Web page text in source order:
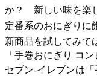
か？ 新しい味を楽
定番系のおにぎりに
新商品を試してみて
「手巻おにぎり コ
セブン-イレブンは